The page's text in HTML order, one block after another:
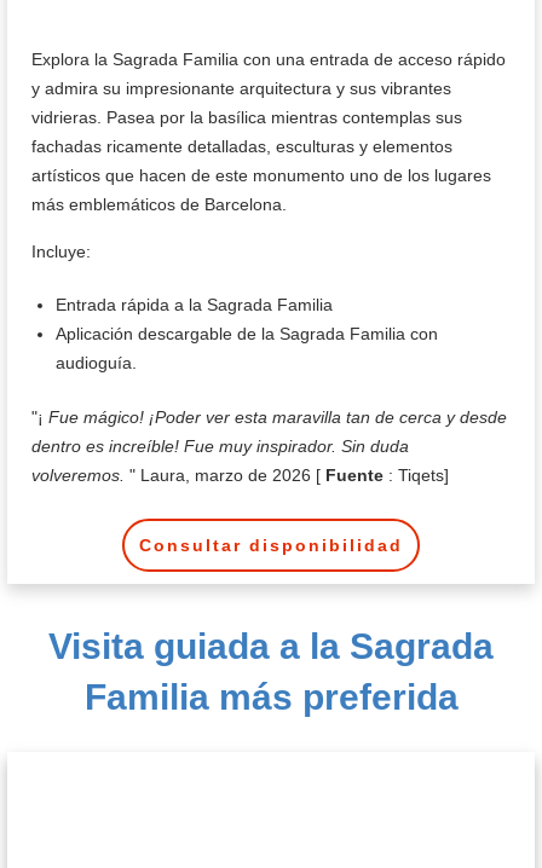
Explora la Sagrada Familia con una entrada de acceso rápido
y admira su impresionante arquitectura y sus vibrantes
vidrieras. Pasea por la basílica mientras contemplas sus
fachadas ricamente detalladas, esculturas y elementos
artísticos que hacen de este monumento uno de los lugares
más emblemáticos de Barcelona.
Incluye:
Entrada rápida a la Sagrada Familia
Aplicación descargable de la Sagrada Familia con
audioguía.
"¡ Fue mágico! ¡Poder ver esta maravilla tan de cerca y desde
dentro es increíble! Fue muy inspirador. Sin duda
volveremos. " Laura, marzo de 2026 [ Fuente : Tiqets]
Consultar disponibilidad
Visita guiada a la Sagrada
Familia más preferida